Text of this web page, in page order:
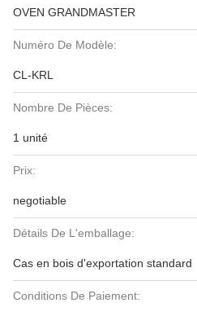
OVEN GRANDMASTER
Numéro De Modèle:
CL-KRL
Nombre De Pièces:
1 unité
Prix:
negotiable
Détails De L'emballage:
Cas en bois d'exportation standard
Conditions De Paiement: